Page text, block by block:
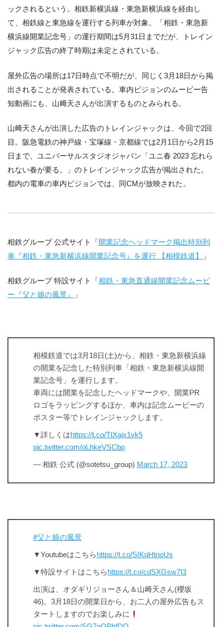
ックされるという。相鉄新横浜線・東急新横浜線を経由し
て、相鉄線と東急線を運行する列車が対象。「相鉄・東急新
横浜線開業記念号」の運行期間は5月31日までだが、トレイン
ジャック広告の終了時期は未定とされている。
屋外広告の場所は17日時点で不明だが、同じく3月18日から掲
出されることが発表されている。車内ビジョンのムービー告
知動画にも、山﨑天さんが出演するものとみられる。
山﨑天さんが出演した広告のトレインジャックは、今回で2回
目。阪急電鉄の神戸線・宝塚線・京都線では2月1日から2月15
日まで、ユニバーサルスタジオジャパン「ユニ春 2023 忘れら
れない春が要る。」のトレインジャック広告が掲出された。
都内の電車の車内ビジョンでは、同CMが放映された。
相鉄グループ 公式サイト「 開業記念ヘッドマーク掲出特別列
車『相鉄・東急新横浜線開業記念号』を運行 【相模鉄道】
」
相鉄グループ 特設サイト「 相鉄・東急直通線開業記念ムービ
ー『父と娘の風景』
」
相模鉄道では3月18日(土)から、相鉄・東急新横浜線
の開業を記念した特別列車「相鉄・東急新横浜線開
業記念号」を運行します。
車両には開業を記念したヘッドマークや、開業PR
ロゴをラッピングするほか、車内は記念ムービーの
ポスター等でトレインジャックします。
▼詳しくはhttps://t.co/TtXajx1vk5
pic.twitter.com/oLhkeVSCbp
— 相鉄 公式 (@sotetsu_group) March 17, 2023
#父と娘の風景
▼Youtubeはこちら https://t.co/SIKqHtnoUs
▼特設サイトはこちら https://t.co/cdSXGsw7I3
出演は、オダギリジョーさん＆山﨑天さん(櫻坂
46)。3月18日の開業日から、お二人の屋外広告もス
タートしますのでお楽しみに